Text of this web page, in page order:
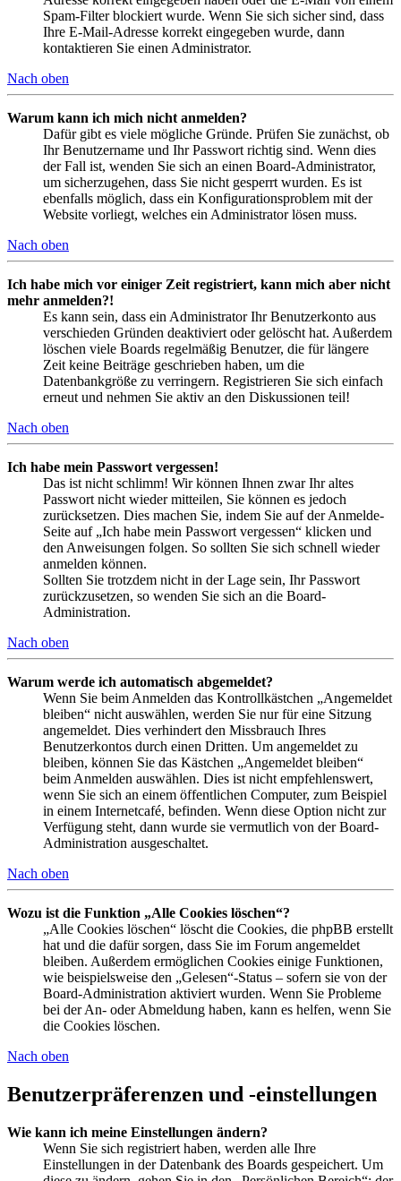
Spam-Filter blockiert wurde. Wenn Sie sich sicher sind, dass
Ihre E-Mail-Adresse korrekt eingegeben wurde, dann
kontaktieren Sie einen Administrator.
Nach oben
Warum kann ich mich nicht anmelden?
Dafür gibt es viele mögliche Gründe. Prüfen Sie zunächst, ob
Ihr Benutzername und Ihr Passwort richtig sind. Wenn dies
der Fall ist, wenden Sie sich an einen Board-Administrator,
um sicherzugehen, dass Sie nicht gesperrt wurden. Es ist
ebenfalls möglich, dass ein Konfigurationsproblem mit der
Website vorliegt, welches ein Administrator lösen muss.
Nach oben
Ich habe mich vor einiger Zeit registriert, kann mich aber nicht
mehr anmelden?!
Es kann sein, dass ein Administrator Ihr Benutzerkonto aus
verschieden Gründen deaktiviert oder gelöscht hat. Außerdem
löschen viele Boards regelmäßig Benutzer, die für längere
Zeit keine Beiträge geschrieben haben, um die
Datenbankgröße zu verringern. Registrieren Sie sich einfach
erneut und nehmen Sie aktiv an den Diskussionen teil!
Nach oben
Ich habe mein Passwort vergessen!
Das ist nicht schlimm! Wir können Ihnen zwar Ihr altes
Passwort nicht wieder mitteilen, Sie können es jedoch
zurücksetzen. Dies machen Sie, indem Sie auf der Anmelde-
Seite auf „Ich habe mein Passwort vergessen“ klicken und
den Anweisungen folgen. So sollten Sie sich schnell wieder
anmelden können.
Sollten Sie trotzdem nicht in der Lage sein, Ihr Passwort
zurückzusetzen, so wenden Sie sich an die Board-
Administration.
Nach oben
Warum werde ich automatisch abgemeldet?
Wenn Sie beim Anmelden das Kontrollkästchen „Angemeldet
bleiben“ nicht auswählen, werden Sie nur für eine Sitzung
angemeldet. Dies verhindert den Missbrauch Ihres
Benutzerkontos durch einen Dritten. Um angemeldet zu
bleiben, können Sie das Kästchen „Angemeldet bleiben“
beim Anmelden auswählen. Dies ist nicht empfehlenswert,
wenn Sie sich an einem öffentlichen Computer, zum Beispiel
in einem Internetcafé, befinden. Wenn diese Option nicht zur
Verfügung steht, dann wurde sie vermutlich von der Board-
Administration ausgeschaltet.
Nach oben
Wozu ist die Funktion „Alle Cookies löschen“?
„Alle Cookies löschen“ löscht die Cookies, die phpBB erstellt
hat und die dafür sorgen, dass Sie im Forum angemeldet
bleiben. Außerdem ermöglichen Cookies einige Funktionen,
wie beispielsweise den „Gelesen“-Status – sofern sie von der
Board-Administration aktiviert wurden. Wenn Sie Probleme
bei der An- oder Abmeldung haben, kann es helfen, wenn Sie
die Cookies löschen.
Nach oben
Benutzerpräferenzen und -einstellungen
Wie kann ich meine Einstellungen ändern?
Wenn Sie sich registriert haben, werden alle Ihre
Einstellungen in der Datenbank des Boards gespeichert. Um